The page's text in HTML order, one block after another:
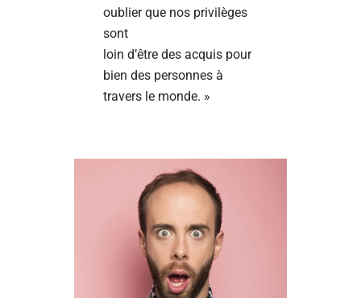
oublier que nos privilèges
sont
loin d’être des acquis pour
bien des personnes à
travers le monde. »